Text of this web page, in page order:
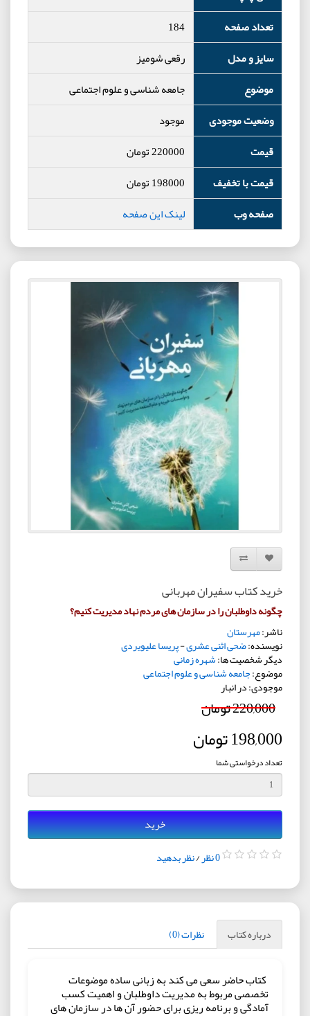
تعداد صفحه
184
سایز و مدل
رقعی شومیز
موضوع
جامعه شناسی و علوم اجتماعی
وضعیت موجودی
موجود
قیمت
220000تومان
قیمت با تخفیف
198000تومان
صفحه وب
لینک این صفحه
افزودن به لیست دلخواه
مقایسه این محصول
خرید کتاب سفیران مهربانی
چگونه داوطلبان را در سازمان های مردم نهاد مدیریت کنیم؟
ناشر:مهرستان
نویسنده:ضحی اثنی عشری-پریسا علیویردی
دیگر شخصیت ها:شهره زمانی
موضوع:جامعه شناسی و علوم اجتماعی
موجودی: در انبار
220,000 تومان
198,000 تومان
تعداد درخواستی شما
خرید
0 نظر /نظر بدهید
درباره کتاب نظرات (0)
کتاب حاضر سعی می کند به زبانی ساده موضوعات
تخصصی مربوط به مدیریت داوطلبان و اهمیت کسب
آمادگی و برنامه ریزی برای حضور آن ها در سازمان های